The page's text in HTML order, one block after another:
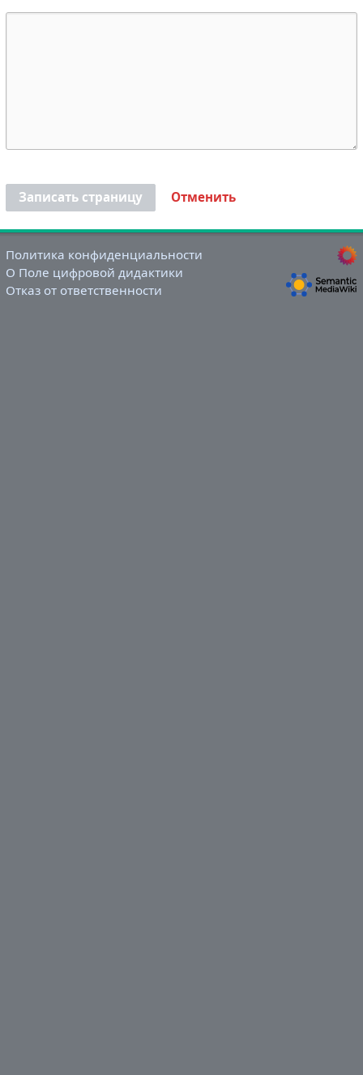
Записать страницу Отменить
Политика конфиденциальности
О Поле цифровой дидактики
Отказ от ответственности